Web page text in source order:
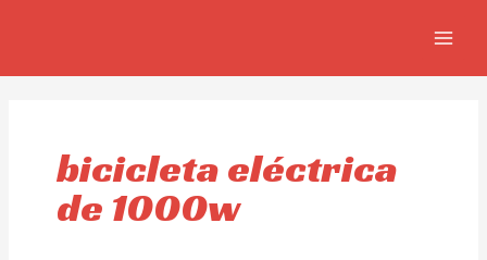
bicicleta eléctrica
de 1000w